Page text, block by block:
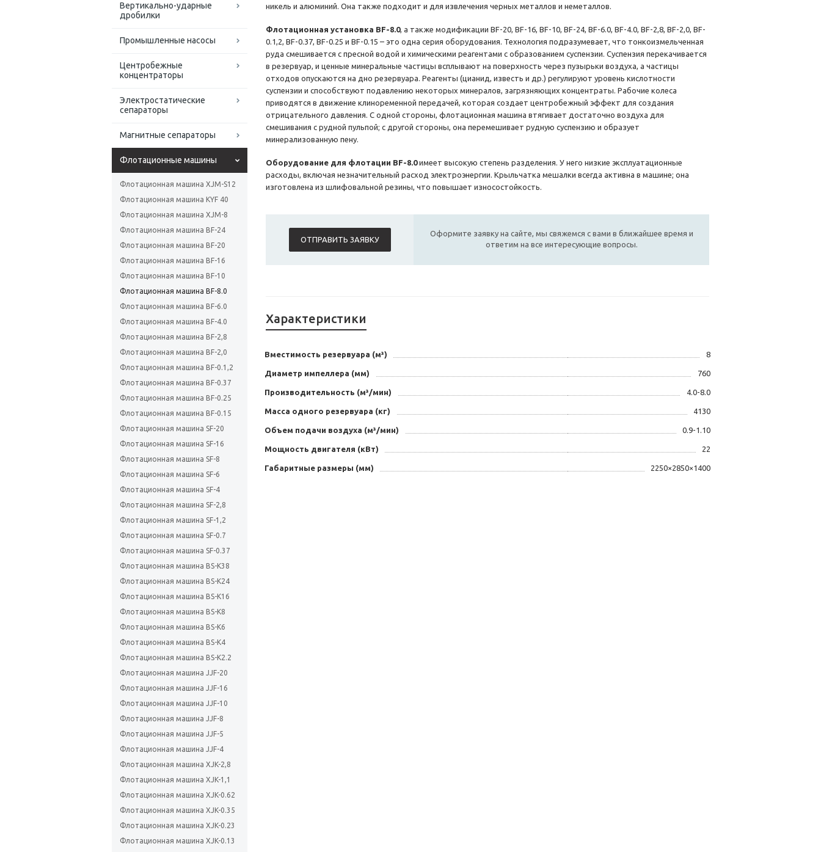
Вертикально-ударные
дробилки
Промышленные насосы
Центробежные
концентраторы
Электростатические
сепараторы
Магнитные сепараторы
Флотационные машины
Флотационная машина XJM-S12
Флотационная машина KYF 40
Флотационная машина XJM-8
Флотационная машина BF-24
Флотационная машина BF-20
Флотационная машина BF-16
Флотационная машина BF-10
Флотационная машина BF-8.0
Флотационная машина BF-6.0
Флотационная машина BF-4.0
Флотационная машина BF-2,8
Флотационная машина BF-2,0
Флотационная машина BF-0.1,2
Флотационная машина BF-0.37
Флотационная машина BF-0.25
Флотационная машина BF-0.15
Флотационная машина SF-20
Флотационная машина SF-16
Флотационная машина SF-8
Флотационная машина SF-6
Флотационная машина SF-4
Флотационная машина SF-2,8
Флотационная машина SF-1,2
Флотационная машина SF-0.7
Флотационная машина SF-0.37
Флотационная машина BS-K38
Флотационная машина BS-K24
Флотационная машина BS-K16
Флотационная машина BS-K8
Флотационная машина BS-K6
Флотационная машина BS-K4
Флотационная машина BS-K2.2
Флотационная машина JJF-20
Флотационная машина JJF-16
Флотационная машина JJF-10
Флотационная машина JJF-8
Флотационная машина JJF-5
Флотационная машина JJF-4
Флотационная машина XJK-2,8
Флотационная машина XJK-1,1
Флотационная машина XJK-0.62
Флотационная машина XJK-0.35
Флотационная машина XJK-0.23
Флотационная машина XJK-0.13
никель и алюминий. Она также подходит и для извлечения черных металлов и неметаллов.
Флотационная установка BF-8.0, а также модификации BF-20, BF-16, BF-10, BF-24, BF-6.0, BF-4.0, BF-2,8, BF-2,0, BF-
0.1,2, BF-0.37, BF-0.25 и BF-0.15 – это одна серия оборудования. Технология подразумевает, что тонкоизмельченная
руда смешивается с пресной водой и химическими реагентами с образованием суспензии. Суспензия перекачивается
в резервуар, и ценные минеральные частицы всплывают на поверхность через пузырьки воздуха, а частицы
отходов опускаются на дно резервуара. Реагенты (цианид, известь и др.) регулируют уровень кислотности
суспензии и способствуют подавлению некоторых минералов, загрязняющих концентраты. Рабочие колеса
приводятся в движение клиноременной передачей, которая создает центробежный эффект для создания
отрицательного давления. С одной стороны, флотационная машина втягивает достаточно воздуха для
смешивания с рудной пульпой; с другой стороны, она перемешивает рудную суспензию и образует
минерализованную пену.
Оборудование для флотации BF-8.0имеет высокую степень разделения. У него низкие эксплуатационные
расходы, включая незначительный расход электроэнергии. Крыльчатка мешалки всегда активна в машине; она
изготовлена ​​из шлифовальной резины, что повышает износостойкость.
ОТПРАВИТЬ ЗАЯВКУ
Оформите заявку на сайте, мы свяжемся с вами в ближайшее время и
ответим на все интересующие вопросы.
Характеристики
Вместимость резервуара (м³) 8
Диаметр импеллера (мм) 760
Производительность (м³/мин) 4.0-8.0
Масса одного резервуара (кг) 4130
Объем подачи воздуха (м³/мин) 0.9-1.10
Мощность двигателя (кВт) 22
Габаритные размеры (мм) 2250×2850×1400